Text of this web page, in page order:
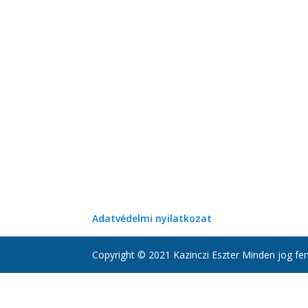
Adatvédelmi nyilatkozat
Copyright © 2021 Kazinczi Eszter Minden jog